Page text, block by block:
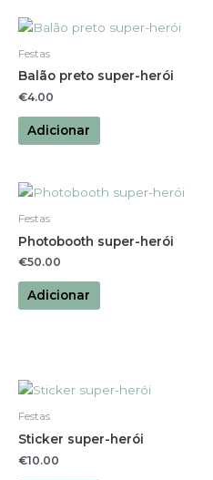
Festas
Balão preto super-herói
€4.00
Adicionar
Festas
Photobooth super-herói
€50.00
Adicionar
Festas
Sticker super-herói
€10.00